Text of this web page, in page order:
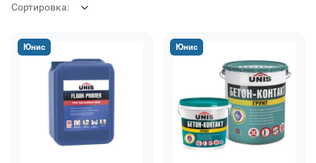
Сортировка:
Юнис Юнис